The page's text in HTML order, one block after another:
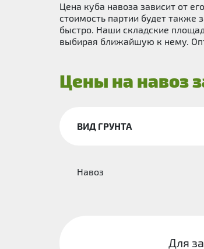
Цена куба навоза зависит от
стоимость партии будет также
быстро. Наши складские
выбирая ближайшую к нему.
Цены на навоз
ВИД ГРУНТА
Навоз
Для